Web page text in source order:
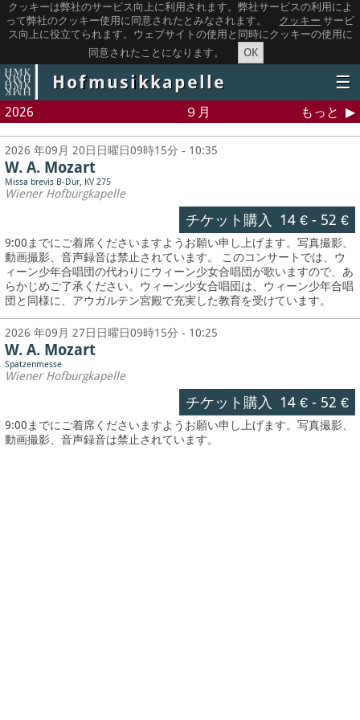
クッキーは弊社のサービス向上に利用されます。弊社サービスの利用によ
って弊社のクッキー使用に同意されたとみなされます。
クッキー サービ
ス向上に役立てられます。ウェブサイトの使用と同時にクッキーの使用に
同意されたことになります。
OK
Hofmusikkapelle ☰
2026 ９月 もっと
2026 年09月 20日日曜日09時15分 - 10:35
W. A. Mozart
Missa brevis B-Dur, KV 275
Wiener Hofburgkapelle
チケット購入 14 €- 52 €
9:00までにご着席くださいますようお願い申し上げます。写真撮影、
動画撮影、音声録音は禁止されています。 このコンサートでは、ウ
ィーン少年合唱団の代わりにウィーン少女合唱団が歌いますので、あ
らかじめご了承ください。ウィーン少女合唱団は、ウィーン少年合唱
団と同様に、アウガルテン宮殿で充実した教育を受けています。
2026 年09月 27日日曜日09時15分 - 10:25
W. A. Mozart
Spatzenmesse
Wiener Hofburgkapelle
チケット購入 14 €- 52 €
9:00までにご着席くださいますようお願い申し上げます。写真撮影、
動画撮影、音声録音は禁止されています。